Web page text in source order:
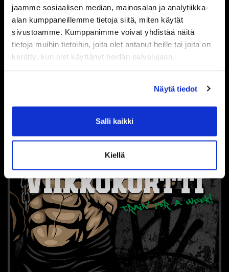
jaamme sosiaalisen median, mainosalan ja analytiikka-
alan kumppaneillemme tietoja siitä, miten käytät
sivustoamme. Kumppanimme voivat yhdistää näitä
tietoja muihin tietoihin, joita olet antanut heille tai joita on
kerätty, kun olet käyttänyt heidän palvelujaan.
Näytä tiedot
Salli kaikki
Kiellä
70,00 €